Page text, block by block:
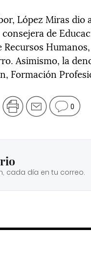
López Miras dio
de
Asimismo, la
Formación
0
cada día en tu correo.